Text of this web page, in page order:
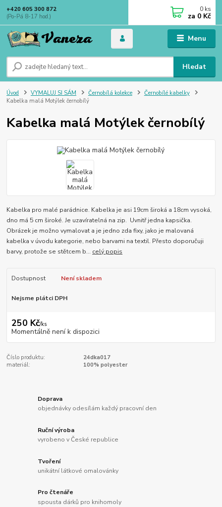
Menu
Hledat
+420 605 300 872
(Po-Pá 8-17 hod.)
0 ks
za 0 Kč
Úvod VYMALUJ SI SÁM Černobílá kolekce
Černobílé kabelky
Kabelka malá Motýlek černobílý
Kabelka malá Motýlek černobílý
Kabelka pro malé parádnice. Kabelka je asi 19cm široká a 18cm vysoká,
dno má 5 cm široké. Je uzavíratelná na zip. Uvnitř jedna kapsička.
Obrázek je možno vymalovat a je jedno zda fixy, jako je malovaná
kabelka v úvodu kategorie, nebo barvami na textil. Přesto doporučuji
barvy, protože se stětcem b... celý popis
Dostupnost Není skladem
Nejsme plátci DPH
250 Kč/ks
Momentálně není k dispozici
Číslo produktu:
24dka017
materiál:
100% polyester
Doprava
objednávky odesílám každý pracovní den
Ruční výroba
vyrobeno v České republice
Tvoření
unikátní látkové omalovánky
Pro čtenáře
spousta dárků pro knihomoly